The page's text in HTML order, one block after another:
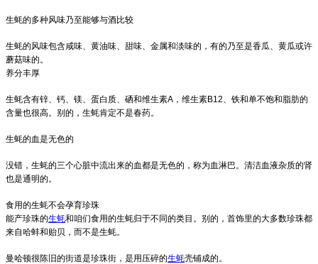
生蚝的多种风味乃至能够与酒比较
生蚝的风味包含咸味、黄油味、甜味、金属和淡味的，有的乃至是香瓜、黄瓜或许
蘑菇味的。
养分丰厚
生蚝含有锌、钙、镁、蛋白质、硒和维生素A，维生素B12、铁和单不饱和脂肪的
含量也很高。别的，生蚝肯定不是春药。
生蚝的血是无色的
没错，生蚝的三个心脏中流出来的血都是无色的，称为血淋巴。清洁血液杂质的肾
也是通明的。
食用的生蚝不会孕育珍珠
能产珍珠的生蚝和咱们食用的生蚝归于不同的类目。别的，首饰里的大多数珍珠都
来自哈蚌和贻贝，而不是生蚝。
曼哈顿很陈旧的街道是珍珠街，是用压碎的生蚝壳铺成的。